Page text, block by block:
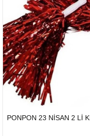
HIZLI
GÖNDERİ